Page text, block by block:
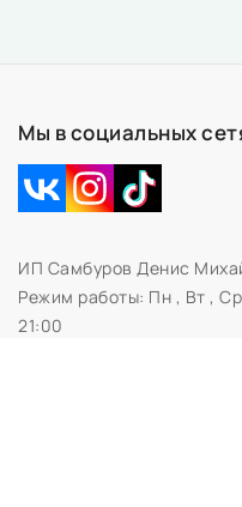
Мы в социальных
ИП Самбуров Денис
Режим работы: Пн , Вт ,
21:00